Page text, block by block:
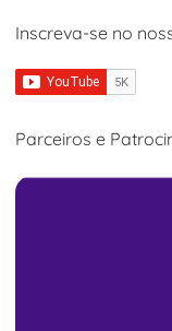
Inscreva-se no
Parceiros e